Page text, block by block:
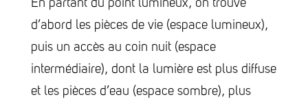
En partant du point lumineux, on trouve
d’abord les pièces de vie (espace lumineux),
puis un accès au coin nuit (espace
intermédiaire), dont la lumière est plus diffuse
et les pièces d’eau (espace sombre), plus